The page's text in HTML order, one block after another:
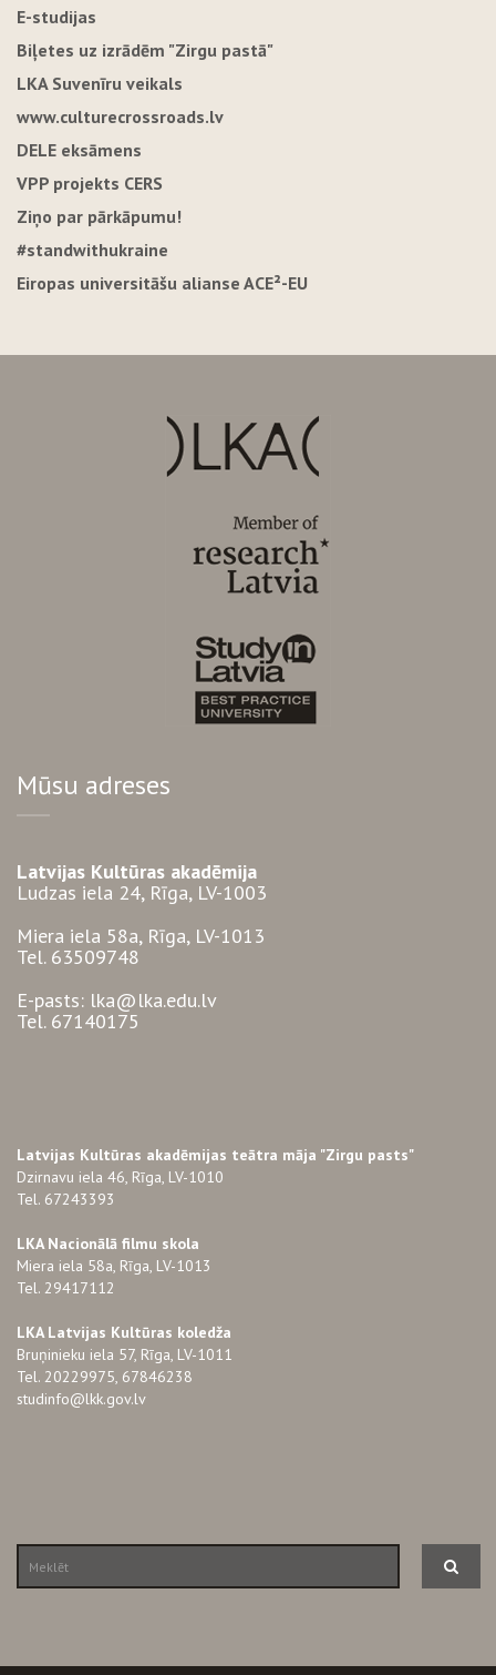
E-studijas
Biļetes uz izrādēm "Zirgu pastā"
LKA Suvenīru veikals
www.culturecrossroads.lv
DELE eksāmens
VPP projekts CERS
Ziņo par pārkāpumu!
#standwithukraine
Eiropas universitāšu alianse ACE²-EU
Mūsu adreses
Latvijas Kultūras akadēmija
Ludzas iela 24, Rīga, LV-1003
Miera iela 58a, Rīga, LV-1013
Tel. 63509748
E-pasts: lka@lka.edu.lv
Tel. 67140175
Latvijas Kultūras akadēmijas teātra māja "Zirgu pasts"
Dzirnavu iela 46, Rīga, LV-1010
Tel. 67243393
LKA Nacionālā filmu skola
Miera iela 58a, Rīga, LV-1013
Tel. 29417112
LKA Latvijas Kultūras koledža
Bruņinieku iela 57, Rīga, LV-1011
Tel. 20229975, 67846238
studinfo@lkk.gov.lv